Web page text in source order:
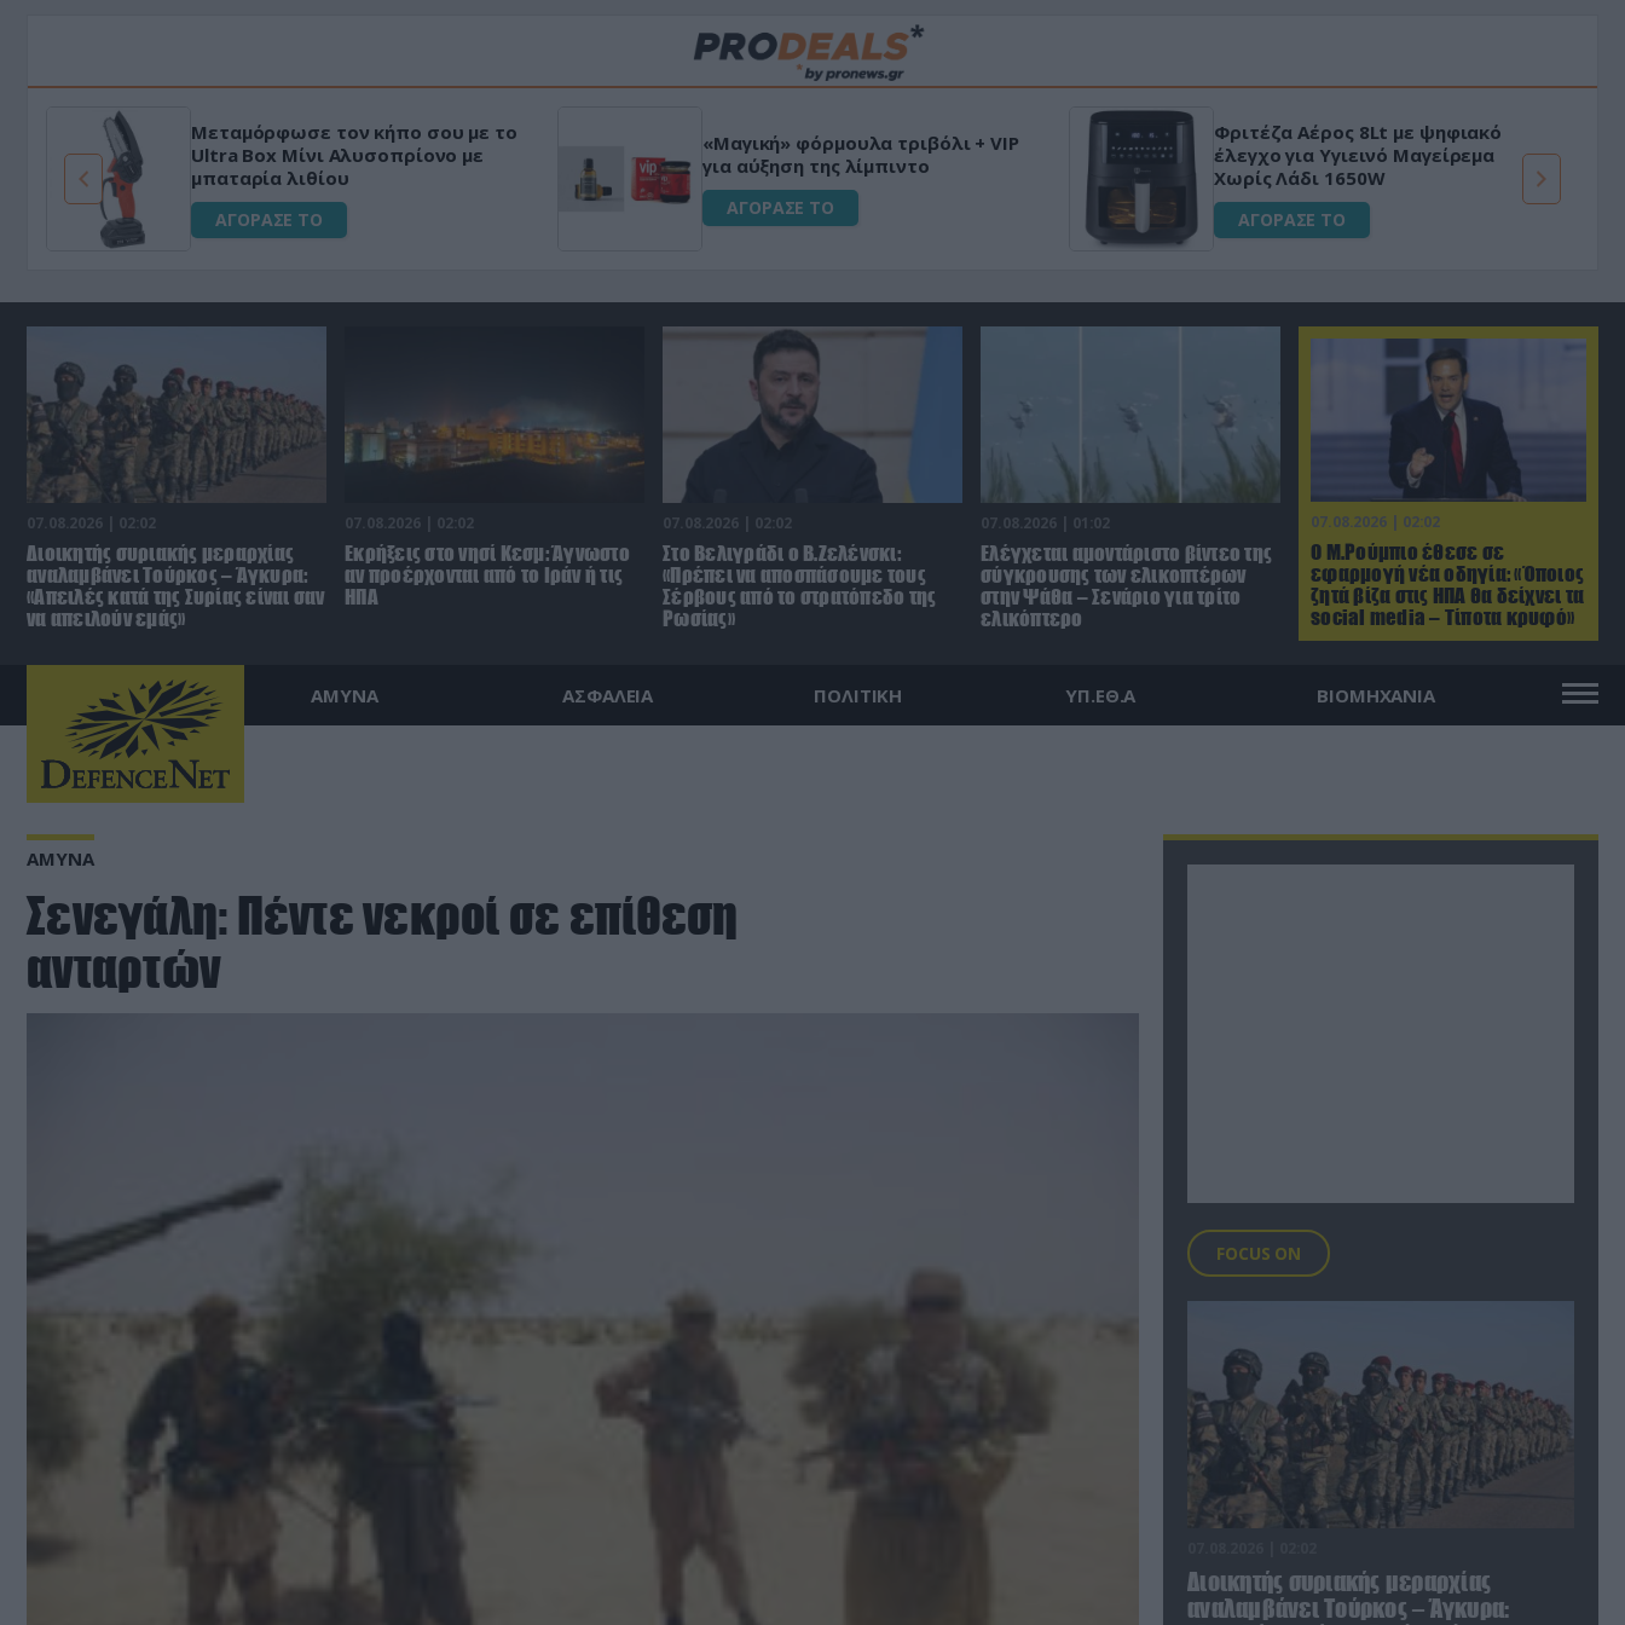
Μεταμόρφωσε τον κήπο σου με το
Ultra Box Μίνι Αλυσοπρίονο με
μπαταρία λιθίου
ΑΓΟΡΑΣΕ ΤΟ
«Μαγική» φόρμουλα τριβόλι + VIP
για αύξηση της λίμπιντο
ΑΓΟΡΑΣΕ ΤΟ
Φριτέζα Αέρος 8Lt με ψηφιακό
έλεγχο για Υγιεινό Μαγείρεμα
Χωρίς Λάδι 1650W
ΑΓΟΡΑΣΕ ΤΟ
07.08.2026 | 02:02
Ο Μ.Ρούμπιο έθεσε σε
εφαρμογή νέα οδηγία: «Όποιος
ζητά βίζα στις ΗΠΑ θα δείχνει τα
social media – Τίποτα κρυφό»
07.08.2026 | 02:02
Διοικητής συριακής μεραρχίας
αναλαμβάνει Τούρκος – Άγκυρα:
«Απειλές κατά της Συρίας είναι σαν
να απειλούν εμάς»
07.08.2026 | 02:02
Εκρήξεις στο νησί Κεσμ: Άγνωστο
αν προέρχονται από το Ιράν ή τις
ΗΠΑ
07.08.2026 | 02:02
Στο Βελιγράδι ο Β.Ζελένσκι:
«Πρέπει να αποσπάσουμε τους
Σέρβους από το στρατόπεδο της
Ρωσίας»
07.08.2026 | 01:02
Ελέγχεται αμοντάριστο βίντεο της
σύγκρουσης των ελικοπτέρων
στην Ψάθα – Σενάριο για τρίτο
ελικόπτερο
ΑΜΥΝΑ ΑΣΦΑΛΕΙΑ ΠΟΛΙΤΙΚΗ ΥΠ.ΕΘ.Α ΒΙΟΜΗΧΑΝΙΑ
ΑΜΥΝΑ
Σενεγάλη: Πέντε νεκροί σε επίθεση
ανταρτών
FOCUS ON
Διοικητής συριακής μεραρχίας
αναλαμβάνει Τούρκος – Άγκυρα: